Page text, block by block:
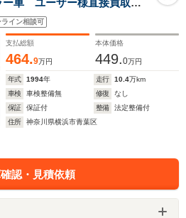
車 ユーザー様直接買取車
クスル 手動幌 ファブリ
純正ステアリング 純正シ
ライン相談可
支払総額
464.9万円
本体価格
449.0万円
年式 1994年 走行 10.4万km
車検
車検整備無 修復
なし
保証
保証付 整備
法定整備付
住所
神奈川県横浜市青葉区
認・見積依頼